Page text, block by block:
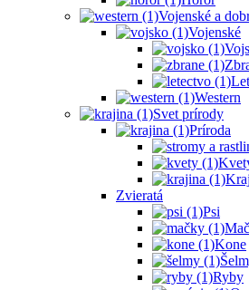
Vojenské a
Vojenské
Western
Svet prírody
Príroda
Zvieratá
Psi
Kone
Ryby